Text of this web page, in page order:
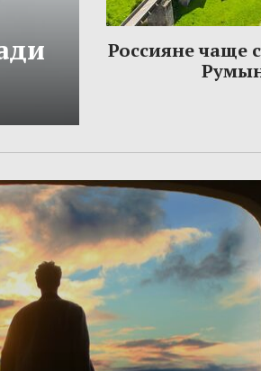
Россияне чаще